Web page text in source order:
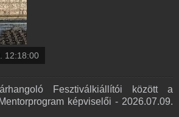
12:18:00
Fesztiválkiállítói között a
képviselői - 2026.07.09.